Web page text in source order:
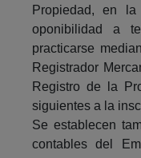
Propiedad, en
oponibilidad a
practicarse
Registrador
Registro de la
siguientes a la
Se establecen
contables del